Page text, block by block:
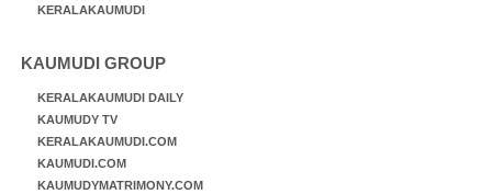
KERALAKAUMUDI
KAUMUDI GROUP
KERALAKAUMUDI DAILY
KAUMUDY TV
KERALAKAUMUDI.COM
KAUMUDI.COM
KAUMUDYMATRIMONY.COM